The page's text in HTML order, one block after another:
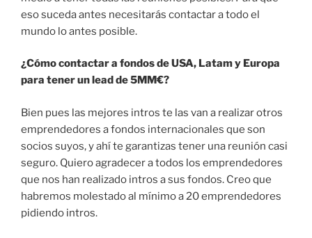
eso suceda antes necesitarás contactar a todo el
mundo lo antes posible.
¿Cómo contactar a fondos de USA, Latam y Europa
para tener un lead de 5MM€?
Bien pues las mejores intros te las van a realizar otros
emprendedores a fondos internacionales que son
socios suyos, y ahí te garantizas tener una reunión casi
seguro. Quiero agradecer a todos los emprendedores
que nos han realizado intros a sus fondos. Creo que
habremos molestado al mínimo a 20 emprendedores
pidiendo intros.